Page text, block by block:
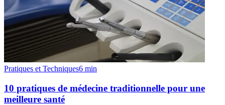
Pratiques et Techniques6 min
10 pratiques de médecine traditionnelle pour une
meilleure santé